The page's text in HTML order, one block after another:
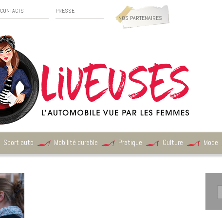
CONTACTS
PRESSE
NOS PARTENAIRES
Sport auto Mobilité durable Pratique Culture Mode